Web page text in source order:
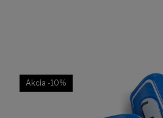
Akcia -10%